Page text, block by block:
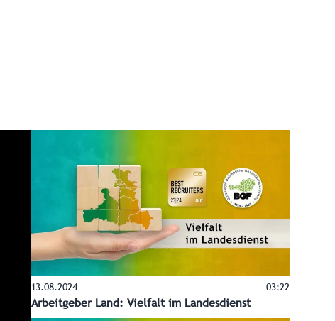
13.08.2024 03:22
Arbeitgeber Land: Vielfalt im Landesdienst